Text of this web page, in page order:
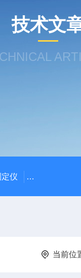
技术文
仪 S-300全自动
当前位